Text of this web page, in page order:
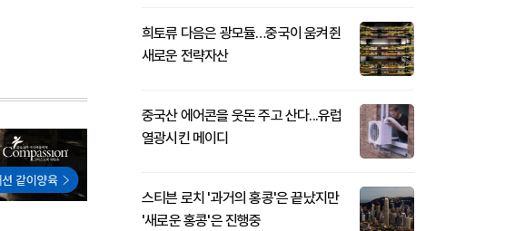
희토류 다음은 광모듈…중국이 움켜쥔
새로운 전략자산
중국산 에어콘을 웃돈 주고 산다...유럽
열광시킨 메이디
스티븐 로치 '과거의 홍콩'은 끝났지만
'새로운 홍콩'은 진행중